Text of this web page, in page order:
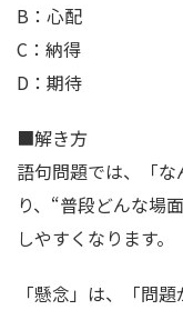
B：心配
C：納得
D：期待
■解き方
語句問題では、「
り、“普段どんな場
しやすくなります。
「懸念」は、「問